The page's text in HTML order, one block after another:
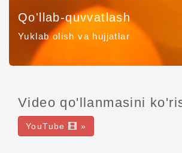
Qo'llab-quvvatlash
Yuklab olish va hujjatlar
Video qo'llanmasini
YouTube »